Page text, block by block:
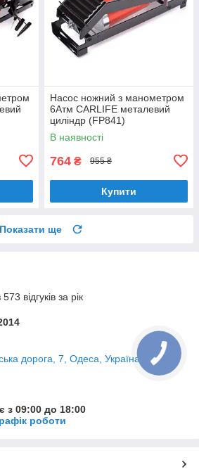
Насос ножний з манометром
6Атм CARLIFE металевий
циліндр (FP841)
В наявності
764 ₴ 955 ₴
Купити
Показати ще
відгуків за рік
дорога, 7, Одеса, Україна
з 09:00 до 18:00
роботи